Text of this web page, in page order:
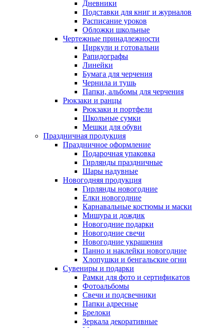
Дневники
Подставки для книг и журналов
Расписание уроков
Обложки школьные
Чертежные принадлежности
Циркули и готовальни
Рапидографы
Линейки
Бумага для черчения
Чернила и тушь
Папки, альбомы для черчения
Рюкзаки и ранцы
Рюкзаки и портфели
Школьные сумки
Мешки для обуви
Праздничная продукция
Праздничное оформление
Подарочная упаковка
Гирлянды праздничные
Шары надувные
Новогодняя продукция
Гирлянды новогодние
Елки новогодние
Карнавальные костюмы и маски
Мишура и дождик
Новогодние подарки
Новогодние свечи
Новогодние украшения
Панно и наклейки новогодние
Хлопушки и бенгальские огни
Сувениры и подарки
Рамки для фото и сертификатов
Фотоальбомы
Свечи и подсвечники
Папки адресные
Брелоки
Зеркала декоративные